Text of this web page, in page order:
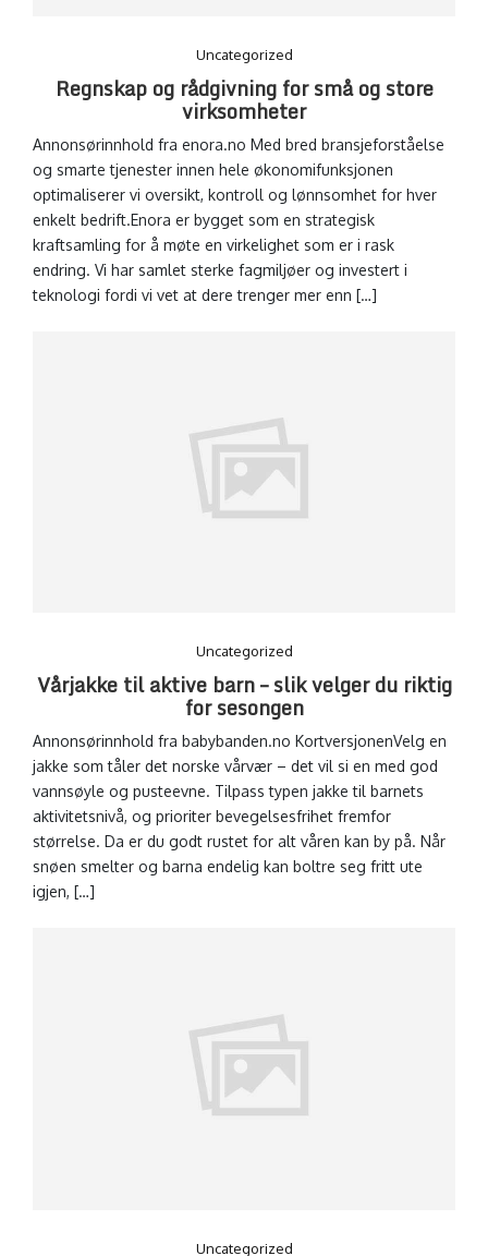
Uncategorized
Regnskap og rådgivning for små og store
virksomheter
Annonsørinnhold fra enora.no Med bred bransjeforståelse
og smarte tjenester innen hele økonomifunksjonen
optimaliserer vi oversikt, kontroll og lønnsomhet for hver
enkelt bedrift.Enora er bygget som en strategisk
kraftsamling for å møte en virkelighet som er i rask
endring. Vi har samlet sterke fagmiljøer og investert i
teknologi fordi vi vet at dere trenger mer enn […]
Uncategorized
Vårjakke til aktive barn – slik velger du riktig
for sesongen
Annonsørinnhold fra babybanden.no KortversjonenVelg en
jakke som tåler det norske vårvær – det vil si en med god
vannsøyle og pusteevne. Tilpass typen jakke til barnets
aktivitetsnivå, og prioriter bevegelsesfrihet fremfor
størrelse. Da er du godt rustet for alt våren kan by på. Når
snøen smelter og barna endelig kan boltre seg fritt ute
igjen, […]
Uncategorized